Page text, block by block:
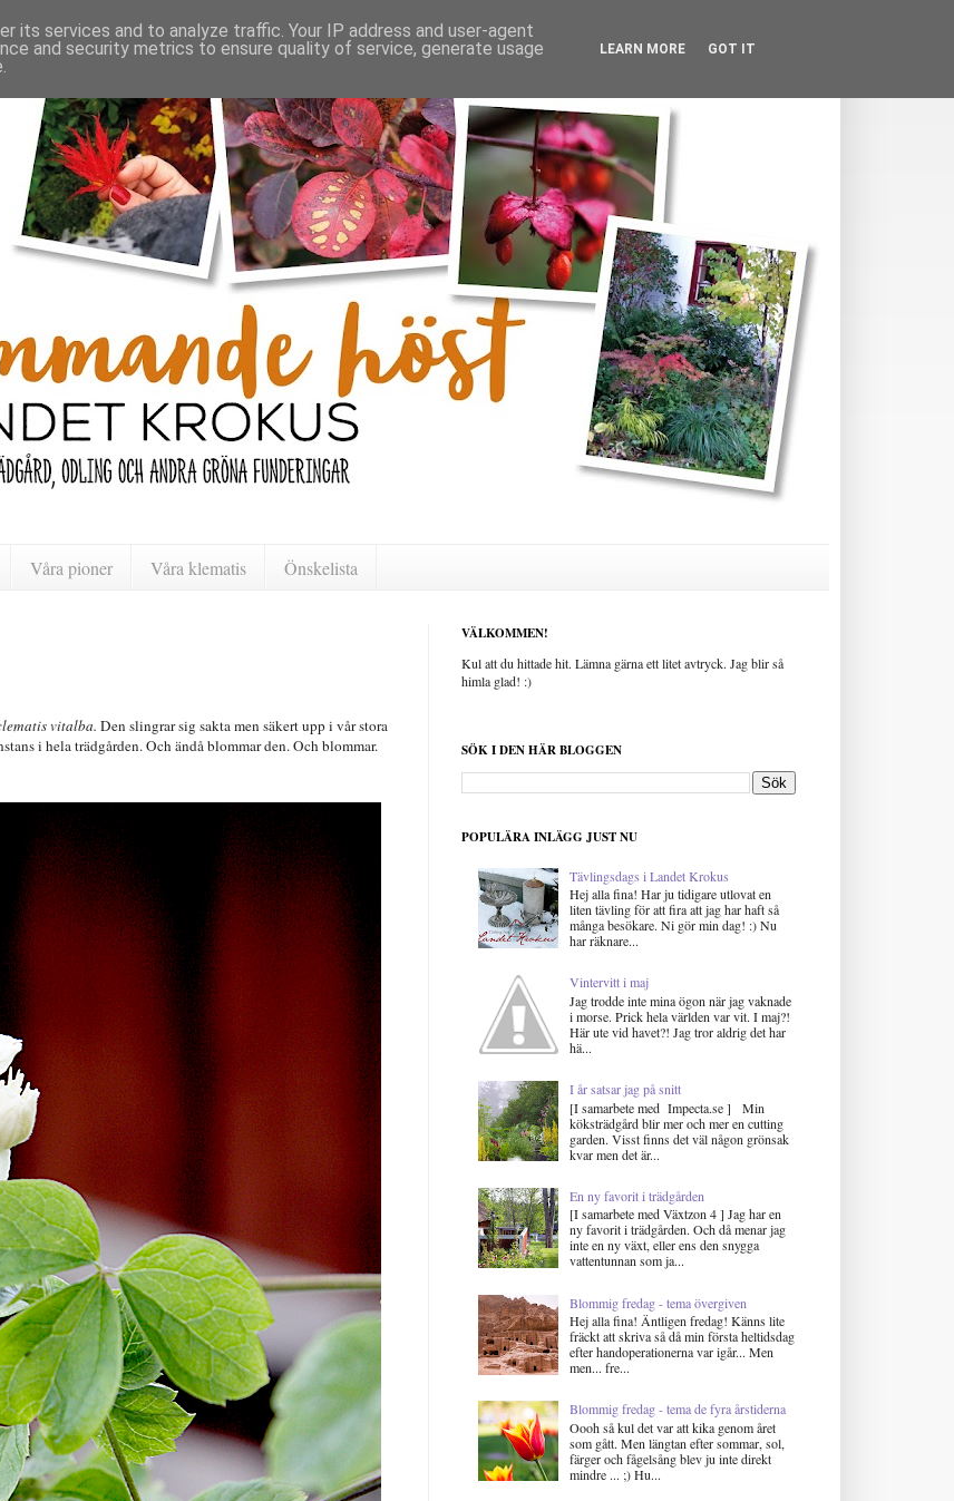
Våra pioner Våra klematis Önskelista
vitalba. Den slingrar sig sakta men säkert upp i vår stora
i hela trädgården. Och ändå blommar den. Och blommar.
VÄLKOMMEN!
Kul att du hittade hit. Lämna gärna ett litet avtryck. Jag blir så
himla glad! :)
SÖK I DEN HÄR BLOGGEN
POPULÄRA INLÄGG JUST NU
Tävlingsdags i Landet Krokus
Hej alla fina! Har ju tidigare utlovat en
liten tävling för att fira att jag har haft så
många besökare. Ni gör min dag! :) Nu
har räknare...
Vintervitt i maj
Jag trodde inte mina ögon när jag vaknade
i morse. Prick hela världen var vit. I maj?!
Här ute vid havet?! Jag tror aldrig det har
hä...
I år satsar jag på snitt
[I samarbete med Impecta.se ] Min
köksträdgård blir mer och mer en cutting
garden. Visst finns det väl någon grönsak
kvar men det är...
En ny favorit i trädgården
[I samarbete med Växtzon 4 ] Jag har en
ny favorit i trädgården. Och då menar jag
inte en ny växt, eller ens den snygga
vattentunnan som ja...
Blommig fredag - tema övergiven
Hej alla fina! Äntligen fredag! Känns lite
fräckt att skriva så då min första heltidsdag
efter handoperationerna var igår... Men
men... fre...
Blommig fredag - tema de fyra årstiderna
Oooh så kul det var att kika genom året
som gått. Men längtan efter sommar, sol,
färger och fågelsång blev ju inte direkt
mindre ... ;) Hu...
its services and to analyze traffic. Your IP address and user-agent
and security metrics to ensure quality of service, generate usage
LEARN MORE GOT IT